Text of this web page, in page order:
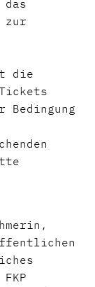
das
zur
die
Bedingung